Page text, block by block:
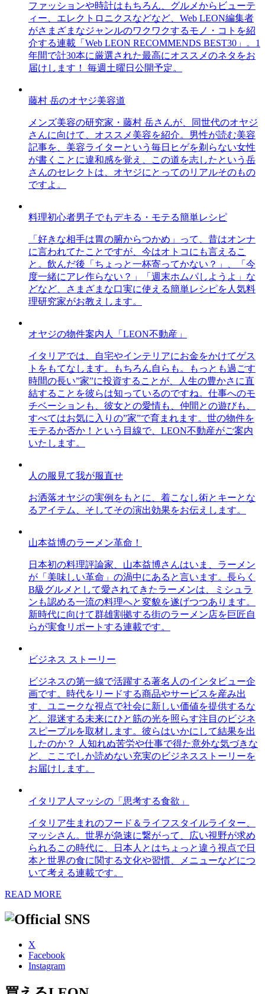
ファッションや時計はもちろん、グルメからビューテ
ィー、エレクトロニクスなどなど、Web LEON編集者
がさまざまなジャンルのワクワクするモノ・コトを紹
介する連載「Web LEON RECOMMENDS BEST30」。1
年間で計30本に厳選された最高にオススメのネタをお
届けします！ 毎週土曜日公開予定。
藤村 岳のオヤジ美容道
メンズ美容の研究家・藤村 岳さんが、同世代のオヤジ
さんに向けて、オススメ美容を紹介。男性が読む美容
記事を、美容ライターという毎日ヒゲを剃らない女性
が書くことに違和感を覚え、この道を志したという岳
さんのセレクトは、オヤジにとってのリアルそのもの
ですよ。
料理初心者男子でもデキる・モテる簡単レシピ
「好きな相手は胃の腑からつかめ」って、昔はオンナ
に言われてたことですが、今はオトコにも言えるこ
と。飲んだ後「ちょっと一杯寄ってかない？」、「今
度一緒にアレ作らない？」「週末ホムパしようよ」な
どなど、さまざまな口実に使える簡単レシピを人気料
理研究家がお教えします。
オヤジの物件案内人「LEON不動産」
イタリアでは、自宅やインテリアにお金をかけてゲス
トをもてなします。もちろん自らも。もっとも過ごす
時間の長い”家”に投資することが、人生の豊かさに直
結することを彼らは知っているのですね。仕事へのモ
チベーションも、彼女との愛情も、仲間との遊びも、
すべてはお気に入りの”家”で育まれます。世の物件を
モテるか否か！という目線で、LEON不動産がご案内
いたします。
人の服見て我が服直せ
お洒落オヤジの実例をもとに、着こなし術とキーとな
るアイテム、そしてその演出効果をお伝えします。
山本益博のラーメン革命！
日本初の料理評論家、山本益博さんはいま、ラーメン
が「美味しい革命」の渦中にあると言います。長らく
B級グルメとして愛されてきたラーメンは、ミシュラ
ンも認める一流の料理へと変貌を遂げつつあります。
新時代に向けて群雄割拠する街のラーメン店を巨匠自
らが実食リポートする連載です。
ビジネス ストーリー
ビジネスの第一線で活躍する著名人のインタビュー企
画です。時代をリードする商品やサービスを産み出
す、ユニークな視点で社会に新しい価値を提供するな
ど、混迷する未来にひと筋の光を照らす注目のビジネ
スピープルを取材します。彼らはいかにして結果を出
したのか？ 人知れぬ苦労や仕事で得た意外な気づきな
ど、ここでしか読めない充実のビジネスストーリーを
お届けします。
イタリア人マッシの「思考する食欲」
イタリア生まれのフード＆ライフスタイルライター、
マッシさん。世界が急速に繋がって、広い視野が求め
られるこの時代に、日本人とはちょっと違う視点で日
本と世界の食に関する文化や習慣、メニューなどにつ
いて考える連載です。
READ MORE
X
Facebook
Instagram